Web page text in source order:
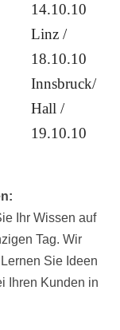
14.10.10
Linz /
18.10.10
Innsbruck/
Hall /
19.10.10
Ihr Wissen auf
Tag. Wir
Sie Ideen
Ihren Kunden in